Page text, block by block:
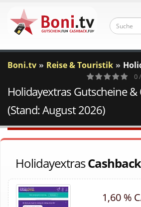
Boni.tv Reise & Touristik
0
Votes
0
Holidayextras Gutscheine &
(Stand: August 2026)
HolidayextrasCashback
1,60 %